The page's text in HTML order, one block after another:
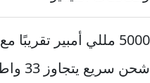
5000 مللي أمبير تقريبًا مع
شحن سريع يتجاوز 33 واط